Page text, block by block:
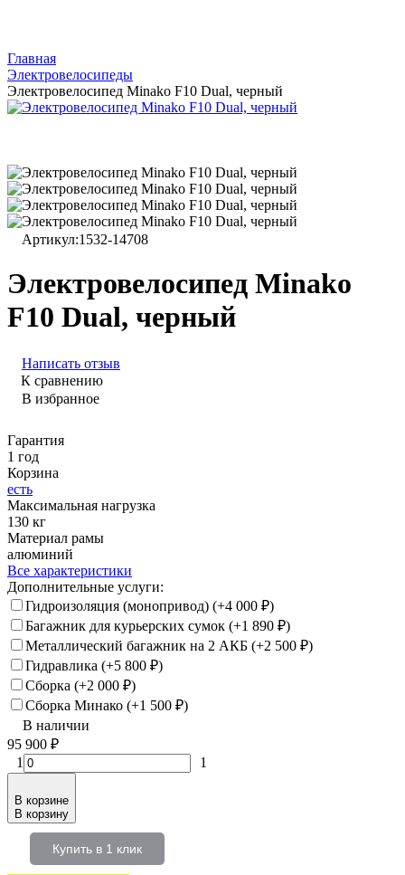
Главная
Электровелосипеды
Электровелосипед Minako F10 Dual, черный
Артикул:1532-14708
Электровелосипед Minako
F10 Dual, черный
Написать отзыв
К сравнению
В избранное
Гарантия
1 год
Корзина
есть
Максимальная нагрузка
130 кг
Материал рамы
алюминий
Все характеристики
Дополнительные услуги:
Гидроизоляция (монопривод) (+4 000 ₽)
Багажник для курьерских сумок (+1 890 ₽)
Металлический багажник на 2 АКБ (+2 500 ₽)
Гидравлика (+5 800 ₽)
Сборка (+2 000 ₽)
Сборка Минако (+1 500 ₽)
В наличии
95 900 ₽
1
1
В корзине
В корзину
Купить в 1 клик